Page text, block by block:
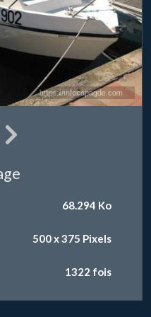
68.294 Ko
500 x 375 Pixels
1322 fois